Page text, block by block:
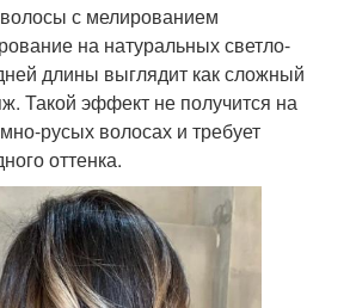
с мелированием
на натуральных светло-
длины выглядит как сложный
Такой эффект не получится на
русых волосах и требует
оттенка.